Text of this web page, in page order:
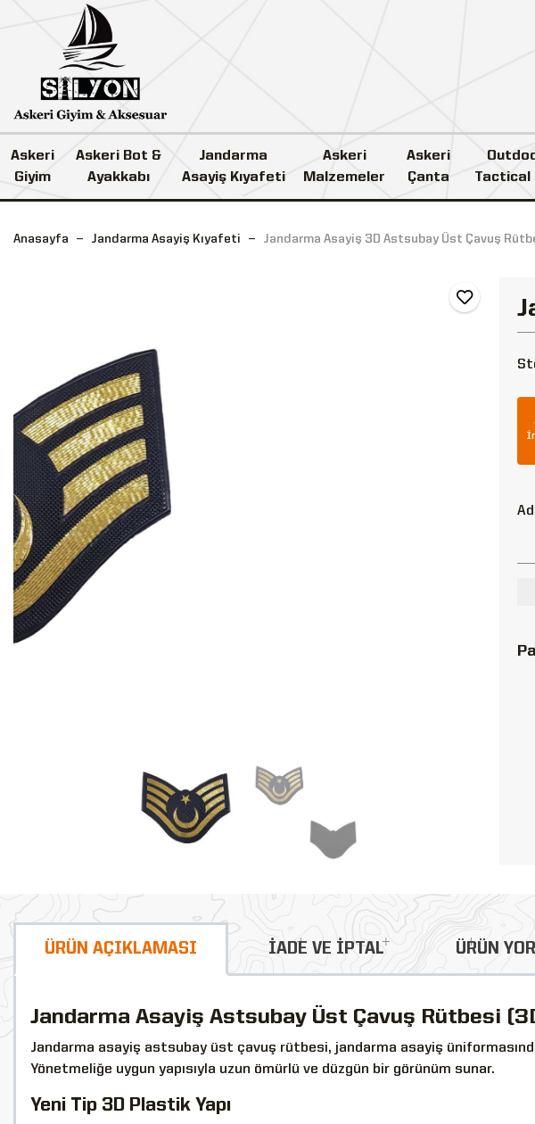
Askeri
Giyim
Askeri Bot &
Ayakkabı
Jandarma
Asayiş Kıyafeti
Askeri
Malzemeler
Askeri
Çanta
Tactical
Anasayfa Jandarma Asayiş Kıyafeti Jandarma Asayiş 3D Astsubay Üst Çavuş
ÜRÜN AÇIKLAMASI İADE VE İPTAL ÜRÜN
Jandarma Asayiş Astsubay Üst Çavuş Rütbesi
Jandarma asayiş astsubay üst çavuş rütbesi, jandarma asayiş
Yönetmeliğe uygun yapısıyla uzun ömürlü ve düzgün bir görünüm sunar.
Yeni Tip 3D Plastik Yapı